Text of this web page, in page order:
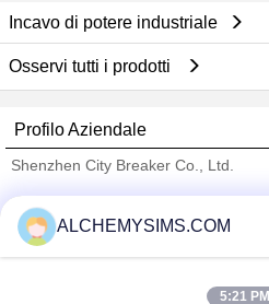
Incavo di potere industriale
Osservi tutti i prodotti
Profilo Aziendale
Shenzhen City Breaker Co., Ltd.
Trust Seal
Verified Suplier
ALCHEMYSIMS.COM
5:21 PM